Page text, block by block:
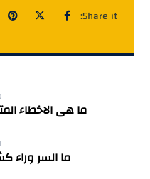
ما هى الاخطاء
ما السر وراء